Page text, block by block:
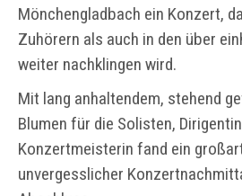
Mönchengladbach ein Konzert,
Zuhörern als auch in den über
weiter nachklingen wird.
Mit lang anhaltendem, stehend
Blumen für die Solisten,
Konzertmeisterin fand ein
unvergesslicher